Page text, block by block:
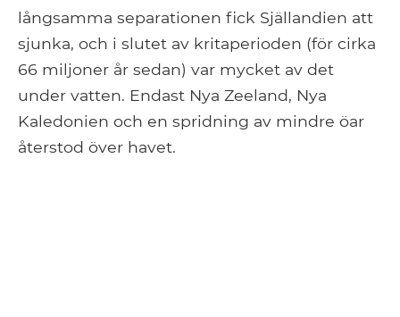
långsamma separationen fick Själlandien att
sjunka, och i slutet av kritaperioden (för cirka
66 miljoner år sedan) var mycket av det
under vatten. Endast Nya Zeeland, Nya
Kaledonien och en spridning av mindre öar
återstod över havet.